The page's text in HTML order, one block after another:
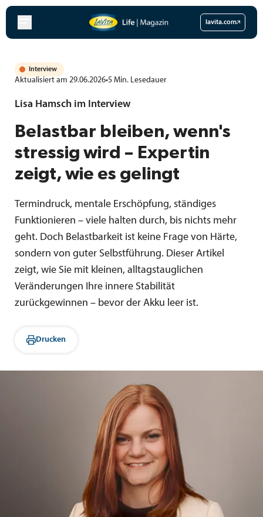
Zum
springen
lavita.com
Interview
Aktualisiert am 29.06.2026•5 Min. Lesedauer
Lisa Hamsch im Interview
Belastbar bleiben, wenn's
stressig wird – Expertin
zeigt, wie es gelingt
Termindruck, mentale Erschöpfung, ständiges
Funktionieren – viele halten durch, bis nichts mehr
geht. Doch Belastbarkeit ist keine Frage von Härte,
sondern von guter Selbstführung. Dieser Artikel
zeigt, wie Sie mit kleinen, alltagstauglichen
Veränderungen Ihre innere Stabilität
zurückgewinnen – bevor der Akku leer ist.
Drucken